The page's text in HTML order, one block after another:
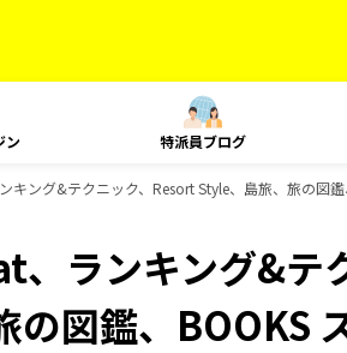
ン 特派員ブログ
ング&テクニック、Resort Style、島旅、旅の図
ランキング&テ
図鑑、BOOKS